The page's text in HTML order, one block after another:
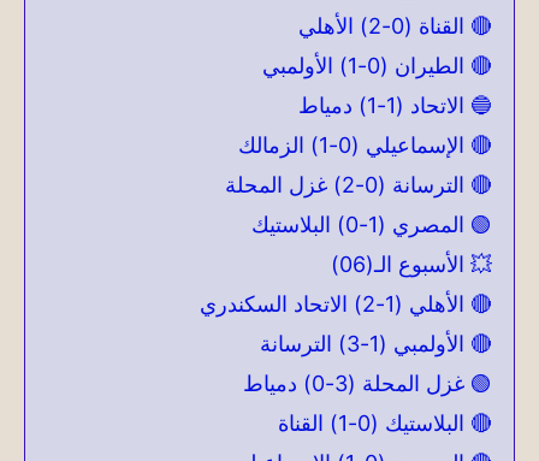
🔴 القناة (0-2) الأهلي
🔴 الطيران (0-1) الأولمبي
🔵 الاتحاد (1-1) دمياط
🔴 الإسماعيلي (0-1) الزمالك
🔴 الترسانة (0-2) غزل المحلة
🟢 المصري (1-0) البلاستيك
💥 الأسبوع الـ(06)
🔴 الأهلي (1-2) الاتحاد السكندري
🔴 الأولمبي (1-3) الترسانة
🟢 غزل المحلة (3-0) دمياط
🔴 البلاستيك (0-1) القناة